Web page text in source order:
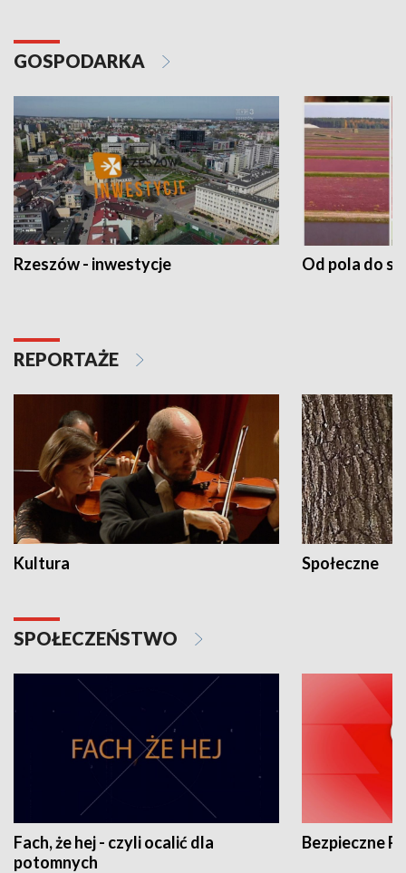
GOSPODARKA
Rzeszów - inwestycje Od pola do
REPORTAŻE
Kultura Społeczne
SPOŁECZEŃSTWO
Fach, że hej - czyli ocalić dla
potomnych
Bezpieczne